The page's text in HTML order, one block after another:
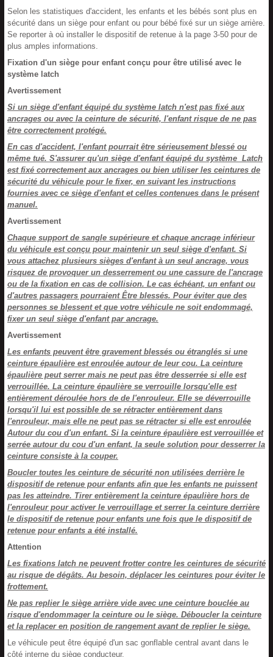
Selon les statistiques d'accident, les enfants et les bébés sont plus en
sécurité dans un siège pour enfant ou pour bébé fixé sur un siège arrière.
Se reporter à où installer le dispositif de retenue à la page 3-50 pour de
plus amples informations.
Fixation d'un siège pour enfant conçu pour être utilisé avec le
système latch
Avertissement
Si un siège d'enfant équipé du système latch n'est pas fixé aux
ancrages ou avec la ceinture de sécurité, l'enfant risque de ne pas
être correctement protégé.
En cas d'accident, l'enfant pourrait être sérieusement blessé ou
même tué. S'assurer qu'un siège d'enfant équipé du système Latch
est fixé correctement aux ancrages ou bien utiliser les ceintures de
sécurité du véhicule pour le fixer, en suivant les instructions
fournies avec ce siège d'enfant et celles contenues dans le présent
manuel.
Avertissement
Chaque support de sangle supérieure et chaque ancrage inférieur
du véhicule est conçu pour maintenir un seul siège d'enfant. Si
vous attachez plusieurs sièges d'enfant à un seul ancrage, vous
risquez de provoquer un desserrement ou une cassure de l'ancrage
ou de la fixation en cas de collision. Le cas échéant, un enfant ou
d'autres passagers pourraient Être blessés. Pour éviter que des
personnes se blessent et que votre véhicule ne soit endommagé,
fixer un seul siège d'enfant par ancrage.
Avertissement
Les enfants peuvent être gravement blessés ou étranglés si une
ceinture épaulière est enroulée autour de leur cou. La ceinture
épaulière peut serrer mais ne peut pas être desserrée si elle est
verrouillée. La ceinture épaulière se verrouille lorsqu'elle est
entièrement déroulée hors de de l'enrouleur. Elle se déverrouille
lorsqu'il lui est possible de se rétracter entièrement dans
l'enrouleur, mais elle ne peut pas se rétracter si elle est enroulée
Autour du cou d'un enfant. Si la ceinture épaulière est verrouillée et
serrée autour du cou d'un enfant, la seule solution pour desserrer la
ceinture consiste à la couper.
Boucler toutes les ceinture de sécurité non utilisées derrière le
dispositif de retenue pour enfants afin que les enfants ne puissent
pas les atteindre. Tirer entièrement la ceinture épaulière hors de
l'enrouleur pour activer le verrouillage et serrer la ceinture derrière
le dispositif de retenue pour enfants une fois que le dispositif de
retenue pour enfants a été installé.
Attention
Les fixations latch ne peuvent frotter contre les ceintures de sécurité
au risque de dégâts. Au besoin, déplacer les ceintures pour éviter le
frottement.
Ne pas replier le siège arrière vide avec une ceinture bouclée au
risque d'endommager la ceinture ou le siège. Déboucler la ceinture
et la replacer en position de rangement avant de replier le siège.
Le véhicule peut être équipé d'un sac gonflable central avant dans le
côté interne du siège conducteur.